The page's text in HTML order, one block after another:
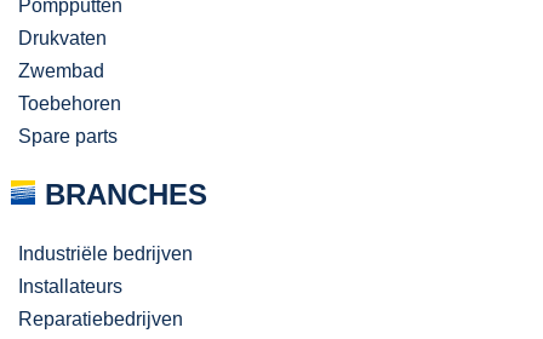
Pompputten
Drukvaten
Zwembad
Toebehoren
Spare parts
BRANCHES
Industriële bedrijven
Installateurs
Reparatiebedrijven